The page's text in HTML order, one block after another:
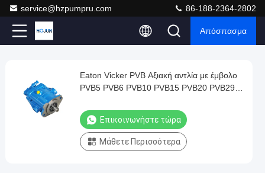
service@hzpumpru.com 86-188-2364-2802
Απόσπασμα
Video
Eaton
Vicker
PVB
Eaton Vicker PVB Αξιακή αντλία με έμβολο
PVB5 PVB6 PVB10 PVB15 PVB20 PVB29
κατασκευαστής αντλιών με έμβολο
Επικοινωνήστε τώρα
Μάθετε Περισσότερα